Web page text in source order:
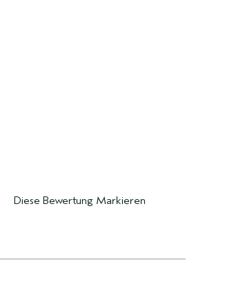
Diese Bewertung Markieren